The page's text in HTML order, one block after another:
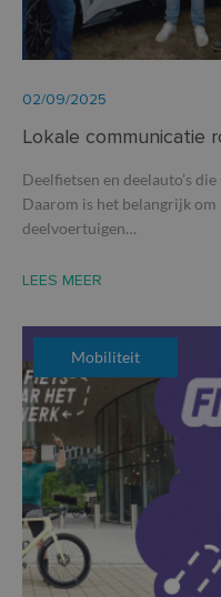
02/09/2025
Lokale communicatie
Deelfietsen en deelauto’s
Daarom is het belangrijk om
deelvoertuigen…
LEES MEER
Mobiliteit